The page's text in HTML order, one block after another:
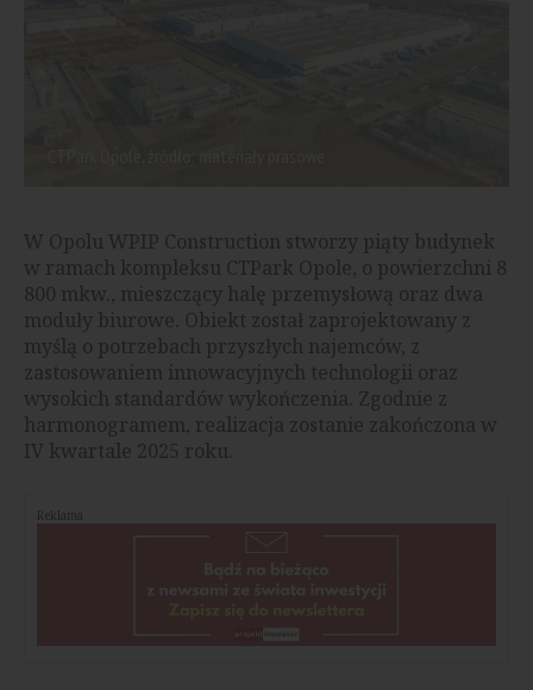
W Opolu WPIP Construction stworzy piąty budynek
w ramach kompleksu CTPark Opole, o powierzchni 8
800 mkw., mieszczący halę przemysłową oraz dwa
moduły biurowe. Obiekt został zaprojektowany z
myślą o potrzebach przyszłych najemców, z
zastosowaniem innowacyjnych technologii oraz
wysokich standardów wykończenia. Zgodnie z
harmonogramem, realizacja zostanie zakończona w
IV kwartale 2025 roku.
Reklama